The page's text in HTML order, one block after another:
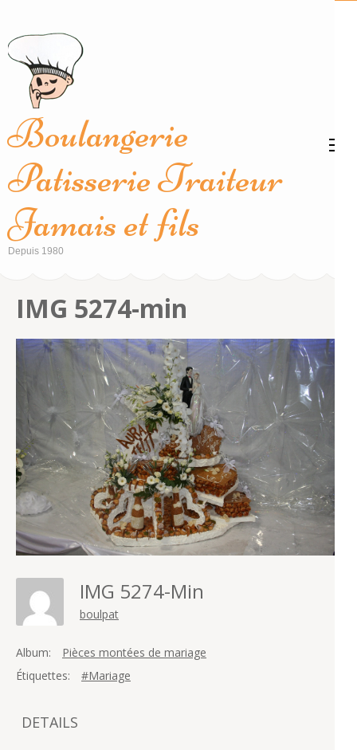
contenu
(Pressez
Entrée)
Boulangerie
Patisserie Traiteur
Jamais et fils
Depuis 1980
IMG 5274-min
IMG 5274-Min
boulpat
Album:
Pièces montées de mariage
Étiquettes:
#Mariage
DETAILS